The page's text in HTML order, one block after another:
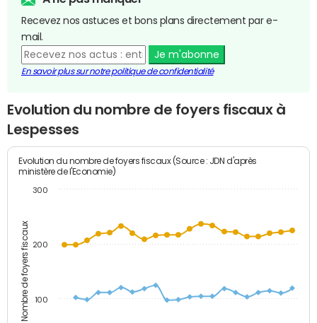
Recevez nos astuces et bons plans directement par e-
mail.
Je m'abonne
En savoir plus sur notre politique de confidentialité
Evolution du nombre de foyers fiscaux à
Lespesses
Nombre de foyers fiscaux
Evolution du nombre de foyers fiscaux (Source : JDN d'après
ministère de l'Economie)
100
200
300